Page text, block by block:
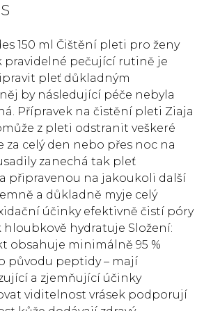
150 ml Čištění pleti pro ženy
pravidelné pečující rutině je
pleť důkladným
by následující péče nebyla
Přípravek na čistění pleti Ziaja
z pleti odstranit veškeré
za celý den nebo přes noc na
zanechá tak pleť
připravenou na jakoukoli další
a důkladně myje celý
účinky efektivně čistí póry
hydratuje Složení:
obsahuje minimálně 95 %
původu peptidy – mají
a zjemňující účinky
viditelnost vrásek podporují